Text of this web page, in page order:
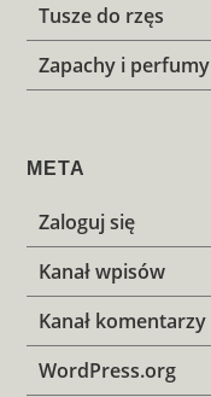
Tusze do rzęs
Zapachy i perfumy
META
Zaloguj się
Kanał wpisów
Kanał komentarzy
WordPress.org